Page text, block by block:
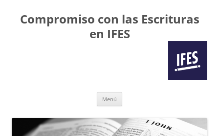
Compromiso con las Escrituras
en IFES
Menú